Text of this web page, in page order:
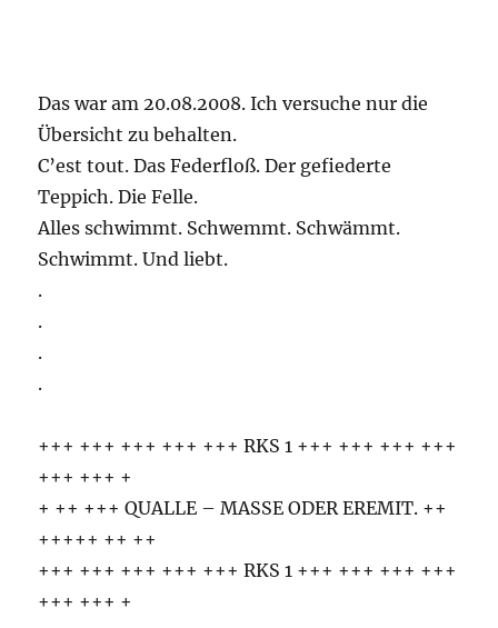
Das war am 20.08.2008. Ich versuche nur die
Übersicht zu behalten.
C’est tout. Das Federfloß. Der gefiederte
Teppich. Die Felle.
Alles schwimmt. Schwemmt. Schwämmt.
Schwimmt. Und liebt.
.
.
.
.
+++ +++ +++ +++ +++ RKS 1 +++ +++ +++ +++
+++ +++ +
+ ++ +++ QUALLE – MASSE ODER EREMIT. ++
+++++ ++ ++
+++ +++ +++ +++ +++ RKS 1 +++ +++ +++ +++
+++ +++ +